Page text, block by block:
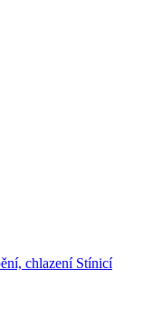
chlazení Stínicí